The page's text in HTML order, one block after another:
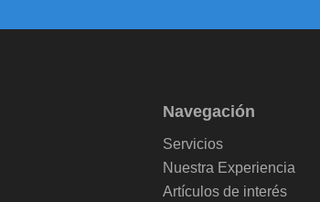
Navegación
Servicios
Nuestra Experiencia
Artículos de interés